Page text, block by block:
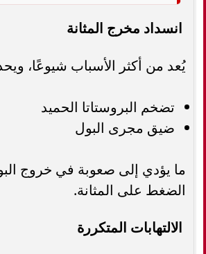
انسداد مخرج المثانة
يُعد من أكثر الأسباب شيوعًا،
تضخم البروستاتا الحميد
ضيق مجرى البول
ما يؤدي إلى صعوبة في خروج
الضغط على المثانة.
الالتهابات المتكررة